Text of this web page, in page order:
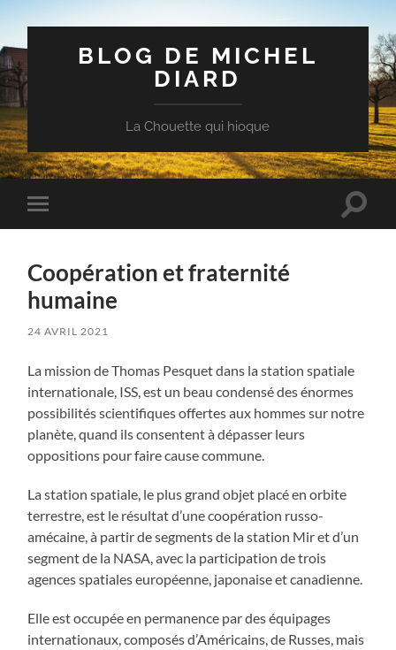
BLOG DE MICHEL
DIARD
La Chouette qui hioque
Toggle
mobile
Toggle
Coopération et fraternité
humaine
24 AVRIL 2021
La mission de Thomas Pesquet dans la station spatiale
internationale, ISS, est un beau condensé des énormes
possibilités scientifiques offertes aux hommes sur notre
planète, quand ils consentent à dépasser leurs
oppositions pour faire cause commune.
La station spatiale, le plus grand objet placé en orbite
terrestre, est le résultat d’une coopération russo-
amécaine, à partir de segments de la station Mir et d’un
segment de la NASA, avec la participation de trois
agences spatiales européenne, japonaise et canadienne.
Elle est occupée en permanence par des équipages
internationaux, composés d’Américains, de Russes, mais